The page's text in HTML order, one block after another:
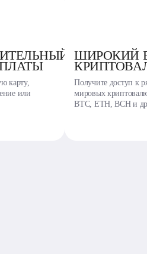
карту,
или
ШИРОКИЙ
Получите доступ к
мировых
BTC, ETH, BCH и